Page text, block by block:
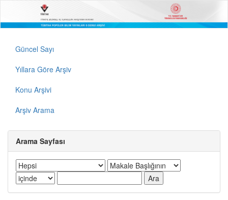
Güncel Sayı
Yıllara Göre Arşiv
Konu Arşivi
Arşiv Arama
Arama Sayfası